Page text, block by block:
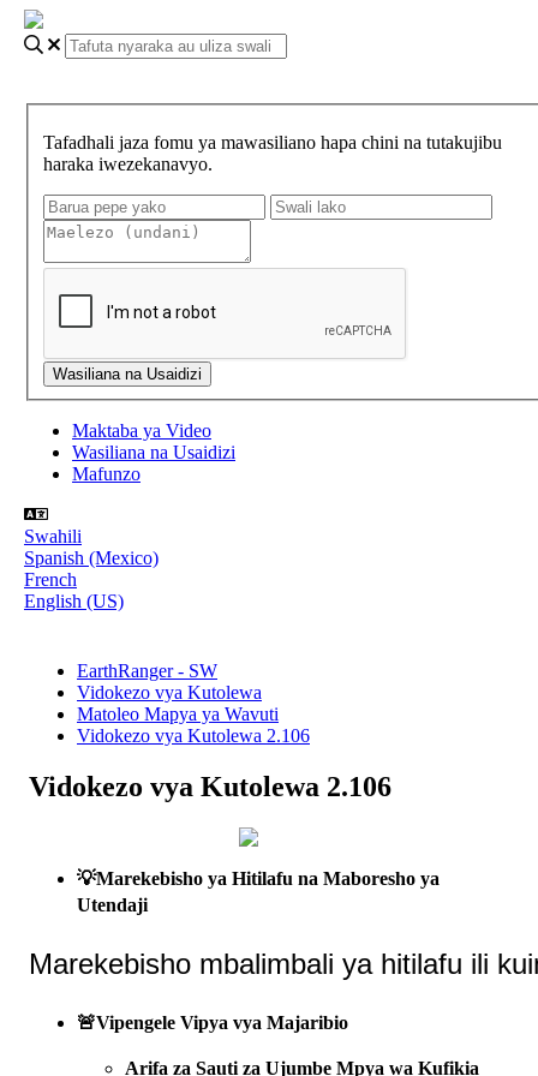
Tafadhali jaza fomu ya mawasiliano hapa chini na tutakujibu
haraka iwezekanavyo.
Maktaba ya Video
Wasiliana na Usaidizi
Mafunzo
Swahili
Spanish (Mexico)
French
English (US)
EarthRanger - SW
Vidokezo vya Kutolewa
Matoleo Mapya ya Wavuti
Vidokezo vya Kutolewa 2.106
Vidokezo vya Kutolewa 2.106
Marekebisho ya Hitilafu na Maboresho ya
Utendaji
Marekebisho mbalimbali ya hitilafu ili
Vipengele Vipya vya Majaribio
Arifa za Sauti za Ujumbe Mpya wa Kufikia